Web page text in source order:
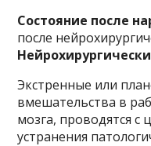
Состояние после
после
Экстренные или
вмешательства в
мозга, проводятся
устранения